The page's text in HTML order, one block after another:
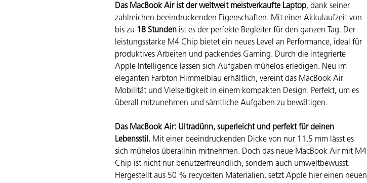
Das MacBook Air ist der weltweit meistverkaufte Laptop, dank seiner
zahlreichen beeindruckenden Eigenschaften. Mit einer Akkulaufzeit von
bis zu 18 Stunden ist es der perfekte Begleiter für den ganzen Tag. Der
leistungsstarke M4 Chip bietet ein neues Level an Performance, ideal für
produktives Arbeiten und packendes Gaming. Durch die integrierte
Apple Intelligence lassen sich Aufgaben mühelos erledigen. Neu im
eleganten Farbton Himmelblau erhältlich, vereint das MacBook Air
Mobilität und Vielseitigkeit in einem kompakten Design. Perfekt, um es
überall mitzunehmen und sämtliche Aufgaben zu bewältigen.
Das MacBook Air: Ultradünn, superleicht und perfekt für deinen
Lebensstil. Mit einer beeindruckenden Dicke von nur 11,5 mm lässt es
sich mühelos überallhin mitnehmen. Doch das neue MacBook Air mit M4
Chip ist nicht nur benutzerfreundlich, sondern auch umweltbewusst.
Hergestellt aus 50 % recycelten Materialien, setzt Apple hier einen neuen